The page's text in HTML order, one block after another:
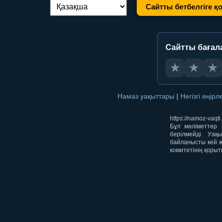
Тілді ауыстыру: Сайтты бетбелгіге
Сайтты
★ ★ ★
Намаз уақыттары | Негізгі
https://namoz-
Бұл мәліметтер
берілмейді.
байланысты кей
комитетінің